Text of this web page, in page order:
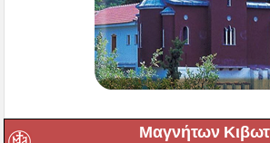
Μαγνήτων